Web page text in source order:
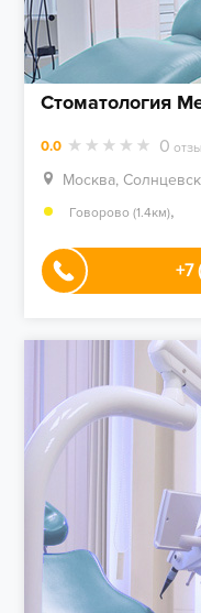
Стоматология
0.0 0
Москва,
Говорово (1.4км),
+7